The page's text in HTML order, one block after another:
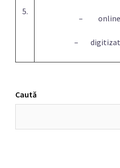
5.
– online
–
Caută